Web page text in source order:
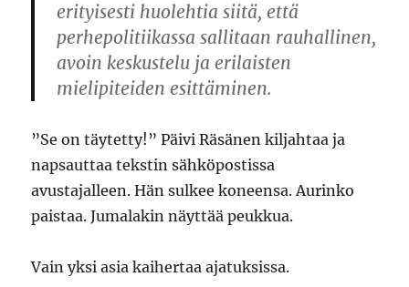
erityisesti huolehtia siitä, että
perhepolitiikassa sallitaan rauhallinen,
avoin keskustelu ja erilaisten
mielipiteiden esittäminen.
”Se on täytetty!” Päivi Räsänen kiljahtaa ja
napsauttaa tekstin sähköpostissa
avustajalleen. Hän sulkee koneensa. Aurinko
paistaa. Jumalakin näyttää peukkua.
Vain yksi asia kaihertaa ajatuksissa.